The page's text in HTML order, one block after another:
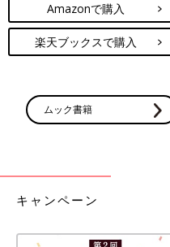
Amazonで購入
楽天ブックスで購入
ムック書籍
キャンペーン